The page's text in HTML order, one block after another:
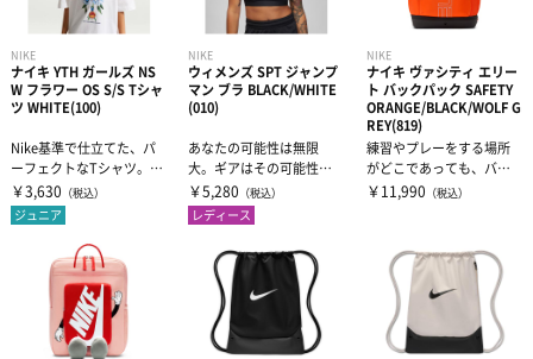
NIKE
ナイキ YTH ガールズ NS
W フラワー OS S/S Tシャ
ツ WHITE(100)
Nike基準で仕立てた、パ
ーフェクトなTシャツ。適
度なボリュームで程よい
ドレープ...
￥3,630 （税込）
ジュニア
NIKE
ウィメンズ SPT ジャンプ
マン ブラ BLACK/WHITE
(010)
あなたの可能性は無限
大。ギアはその可能性を
引き出すものでなければ
なりません。 縫...
￥5,280 （税込）
レディース
NIKE
ナイキ ヴァシティ エリー
ト バックパック SAFETY
ORANGE/BLACK/WOLF G
REY(819)
練習やプレーをする場所
がどこであっても、バー
シティ エリート バックパ
￥11,990 （税込）